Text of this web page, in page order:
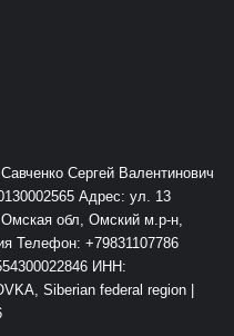
Сергей Валентинович
Адрес: ул. 13
обл, Омский м.р-н,
Телефон: +79831107786
ИНН:
Siberian federal region |